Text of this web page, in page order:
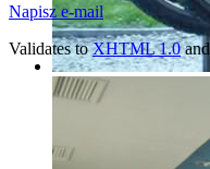
Napisz e-mail
Validates toXHTML 1.0and